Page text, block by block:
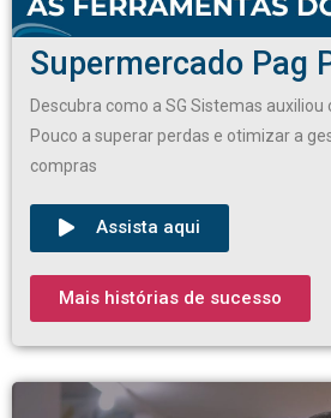
Supermercado Pag
Descubra como a SG Sistemas
Pouco a superar perdas e otimizar a
compras
Assista aqui
Mais histórias de sucesso